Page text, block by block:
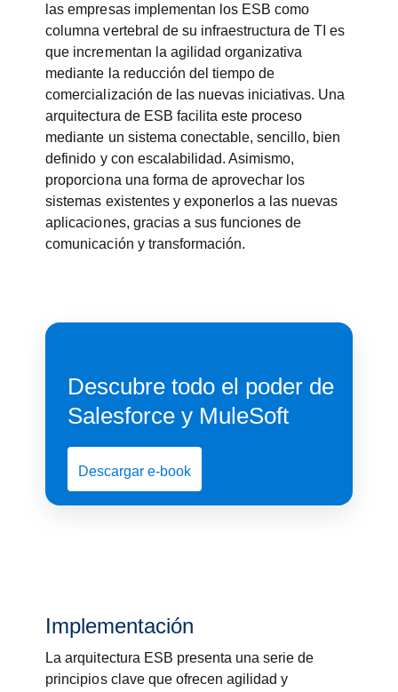
las empresas implementan los ESB como
columna vertebral de su infraestructura de TI es
que incrementan la agilidad organizativa
mediante la reducción del tiempo de
comercialización de las nuevas iniciativas. Una
arquitectura de ESB facilita este proceso
mediante un sistema conectable, sencillo, bien
definido y con escalabilidad. Asimismo,
proporciona una forma de aprovechar los
sistemas existentes y exponerlos a las nuevas
aplicaciones, gracias a sus funciones de
comunicación y transformación.
Descubre todo el poder de
Salesforce y MuleSoft
Descargar e-book
Implementación
La arquitectura ESB presenta una serie de
principios clave que ofrecen agilidad y